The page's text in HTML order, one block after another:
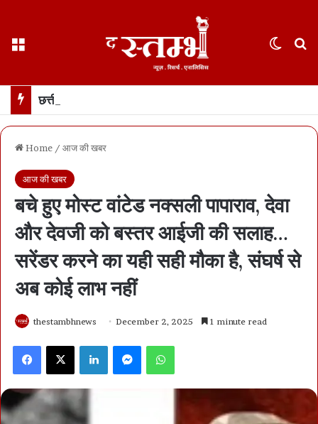
Home / आज की खबर
आज की खबर
बचे हुए मोस्ट वांटेड नक्सली पापाराव, देवा
और देवजी को बस्तर आईजी की सलाह…
सरेंडर करने का यही सही मौका है, संघर्ष से
अब कोई लाभ नहीं
thestambhnews December 2, 2025 1 minute read
Facebook X LinkedIn